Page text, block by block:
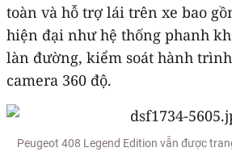
toàn và hỗ trợ lái trên xe bao
hiện đại như hệ thống phanh
làn đường, kiểm soát hành
camera 360 độ.
Peugeot 408 Legend Edition vẫn được